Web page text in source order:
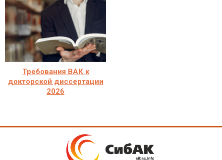
Требования ВАК к
докторской диссертации
2026